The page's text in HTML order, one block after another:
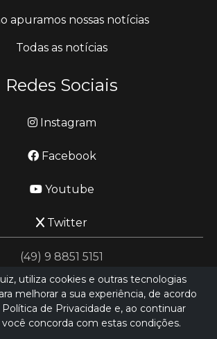
apuramos nossas notícias
Todas as notícias
Redes Sociais
Instagram
Facebook
Youtube
Twitter
(49) 9 8851 5151
utiliza cookies e outras tecnologias
melhorar a sua experiência, de acordo
de Privacidade e, ao continuar
concorda com estas condições.